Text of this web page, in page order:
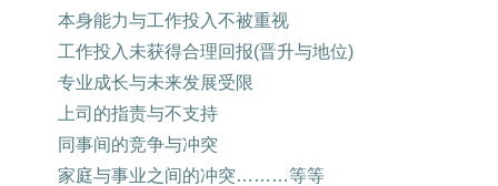
本身能力与工作投入不被重视
工作投入未获得合理回报(晋升与地位)
专业成长与未来发展受限
上司的指责与不支持
同事间的竞争与冲突
家庭与事业之间的冲突………等等